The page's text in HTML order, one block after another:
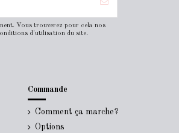
Vous trouverez pour cela nos
d'utilisation du site.
Commande
Comment ça marche?
Options